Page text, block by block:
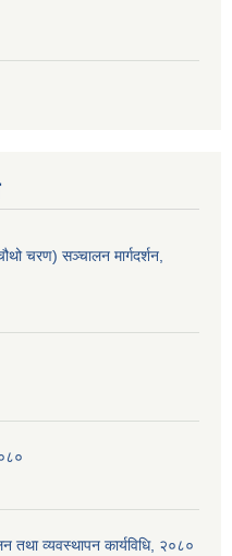
चरण) सञ्चालन मार्गदर्शन,
तथा व्यवस्थापन कार्यविधि, २०८०